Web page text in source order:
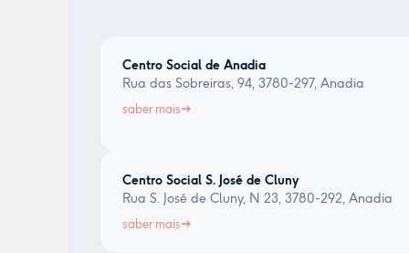
Centro Social de Anadia
Rua das Sobreiras, 94, 3780-297, Anadia
saber mais
Centro Social S. José de Cluny
Rua S. José de Cluny, N 23, 3780-292, Anadia
saber mais